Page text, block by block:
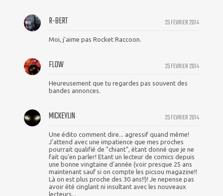
25 FEVRIER 2014
R-BERT
Moi, j'aime pas Rocket Raccoon.
25 FEVRIER 2014
FLOW
Heureusement que tu regardes pas souvent des
bandes annonces.
25 FEVRIER 2014
MICKEYLIN
Une édito comment dire... agressif quand même!
J'attend avec une impatience que mes proches
pourrait qualifié de "chiant", étant donné que je ne
fait qu'en parler! Etant un lecteur de comics depuis
une bonne vingtaine d'année (voir presque 25 ans
maintenant sauf si on compte les picsou magazine!!
Là on est plus proche des 30 ans!!)! Je nepense pas
avoir été cinglant ni insultant avec les nouveaux
lecteurs...